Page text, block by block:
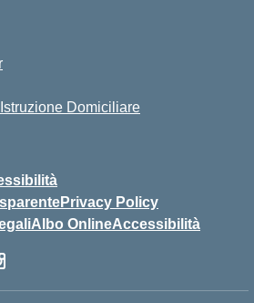
Domiciliare
Privacy Policy
Albo OnlineAccessibilità